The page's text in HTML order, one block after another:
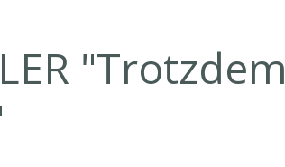
"Trotzdem